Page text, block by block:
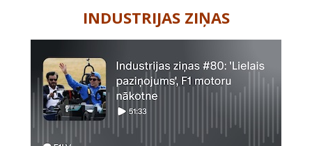
INDUSTRIJAS ZIŅAS